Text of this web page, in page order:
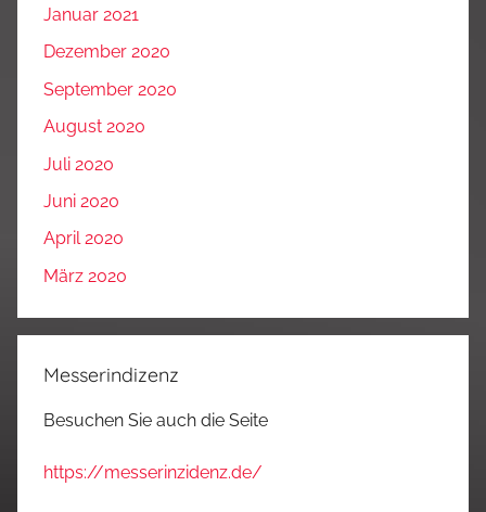
Januar 2021
Dezember 2020
September 2020
August 2020
Juli 2020
Juni 2020
April 2020
März 2020
Messerindizenz
Besuchen Sie auch die Seite
https://messerinzidenz.de/